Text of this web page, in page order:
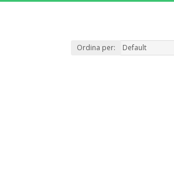
Ordina per: